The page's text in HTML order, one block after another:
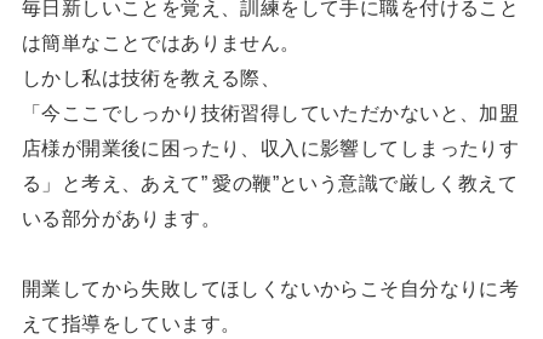
毎日新しいことを覚え、訓練をして手に職を付けること
は簡単なことではありません。
しかし私は技術を教える際、
「今ここでしっかり技術習得していただかないと、加盟
店様が開業後に困ったり、収入に影響してしまったりす
る」と考え、あえて” 愛の鞭”という意識で厳しく教えて
いる部分があります。
開業してから失敗してほしくないからこそ自分なりに考
えて指導をしています。